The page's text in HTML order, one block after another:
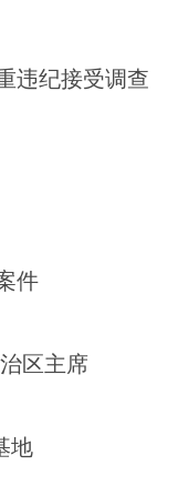
违纪接受调查
件
区主席
地